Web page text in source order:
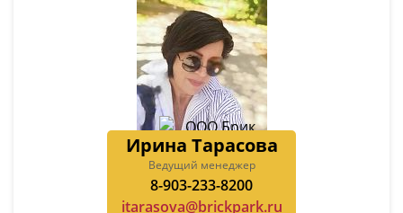
Ирина Тарасова
Ведущий менеджер
8-903-233-8200
itarasova@brickpark.ru